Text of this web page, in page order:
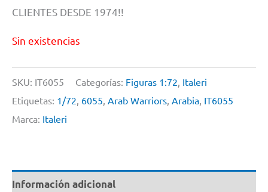
CLIENTES DESDE 1974!!
Sin existencias
SKU: IT6055 Categorías: Figuras 1:72, Italeri
Etiquetas: 1/72, 6055, Arab Warriors, Arabia, IT6055
Marca: Italeri
Información adicional